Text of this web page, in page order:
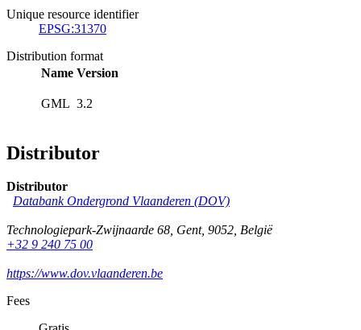
Unique resource identifier
EPSG:31370
Distribution format
Name Version
GML 3.2
Distributor
Distributor
Databank Ondergrond Vlaanderen (DOV)
Technologiepark-Zwijnaarde 68, Gent, 9052, België
+32 9 240 75 00
https://www.dov.vlaanderen.be
Fees